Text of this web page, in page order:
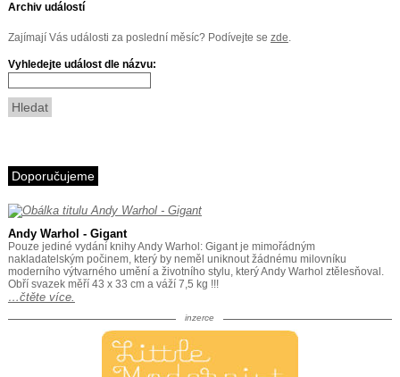
Archiv událostí
Zajímají Vás události za poslední měsíc? Podívejte se zde.
Vyhledejte událost dle názvu:
Doporučujeme
Andy Warhol - Gigant
Pouze jediné vydání knihy Andy Warhol: Gigant je mimořádným
nakladatelským počinem, který by neměl uniknout žádnému milovníku
moderního výtvarného umění a životního stylu, který Andy Warhol ztělesňoval.
Obří svazek měří 43 x 33 cm a váží 7,5 kg !!!
…čtěte více.
inzerce